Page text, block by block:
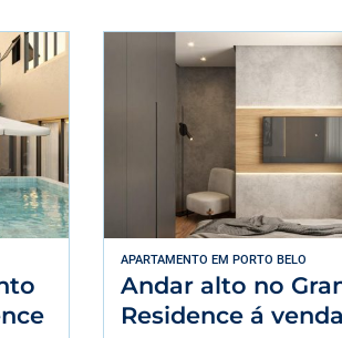
APARTAMENTO EM PORTO BELO
Andar alto no
Residence á venda